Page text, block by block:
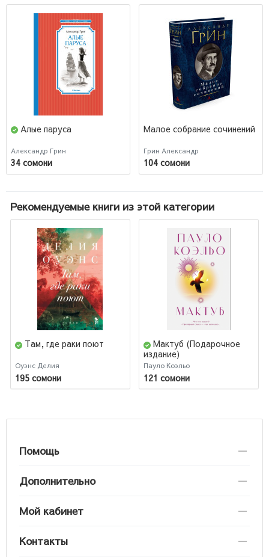
Алые паруса
Александр Грин
34 сомони
Малое собрание сочинений
Грин Александр
104 сомони
Рекомендуемые книги из этой категории
Там, где раки поют
Оуэнс Делия
195 сомони
Мактуб (Подарочное
издание)
Пауло Коэльо
121 сомони
Помощь
Дополнительно
Мой кабинет
Контакты